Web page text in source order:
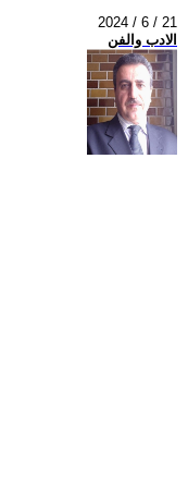
2024 / 6 / 21
الادب والفن